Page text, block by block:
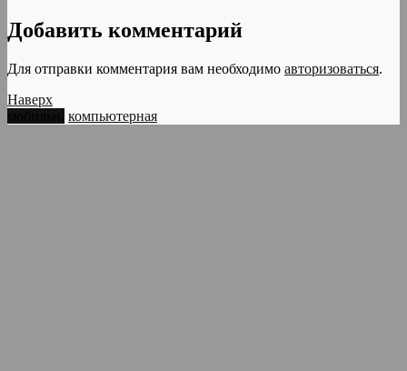
Добавить комментарий
Для отправки комментария вам необходимо авторизоваться.
Наверх
компьютерная